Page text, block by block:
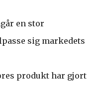
en stor
sig markedets
produkt har gjort